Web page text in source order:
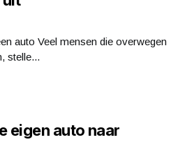
auto Veel mensen die overwegen
stelle...
eigen auto naar